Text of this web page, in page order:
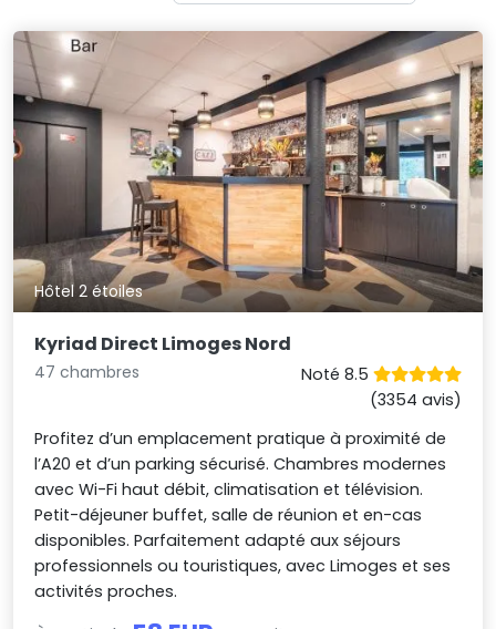
Hôtel 2 étoiles
Kyriad Direct Limoges Nord
47 chambres
Noté 8.5
(3354 avis)
Profitez d’un emplacement pratique à proximité de
l’A20 et d’un parking sécurisé. Chambres modernes
avec Wi-Fi haut débit, climatisation et télévision.
Petit-déjeuner buffet, salle de réunion et en-cas
disponibles. Parfaitement adapté aux séjours
professionnels ou touristiques, avec Limoges et ses
activités proches.